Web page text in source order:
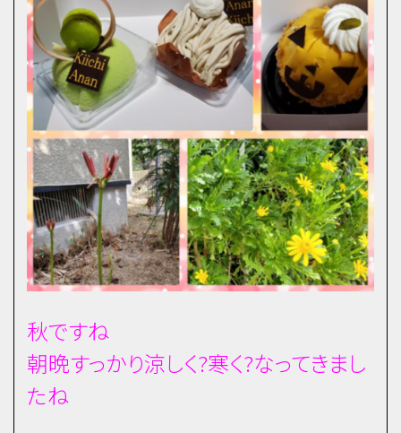
秋ですね
朝晩すっかり涼しく?寒く?なってきまし
たね